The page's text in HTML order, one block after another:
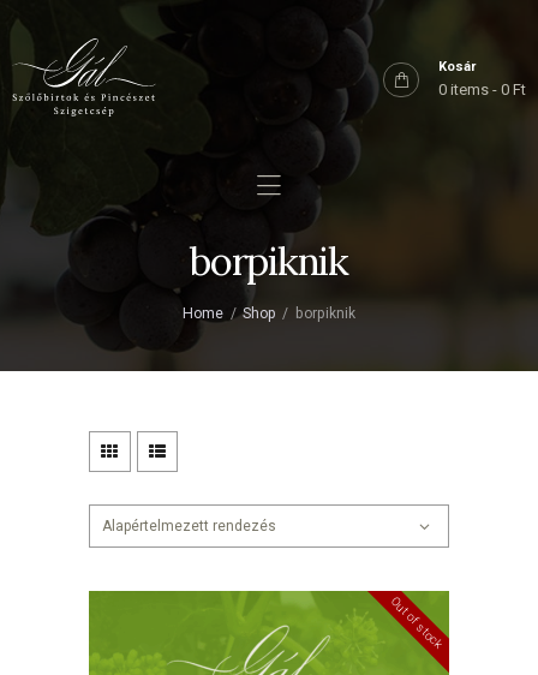
Kosár
0 items - 0 Ft
borpiknik
Home Shop borpiknik
Rólunk
Birtokaink
Kapcsolat
Out of stock